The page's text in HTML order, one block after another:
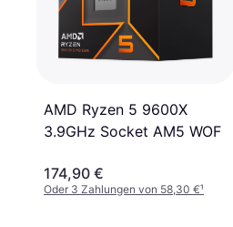
AMD Ryzen 5 9600X
3.9GHz Socket AM5 WOF
174,90 €
Oder 3 Zahlungen von 58,30 €¹